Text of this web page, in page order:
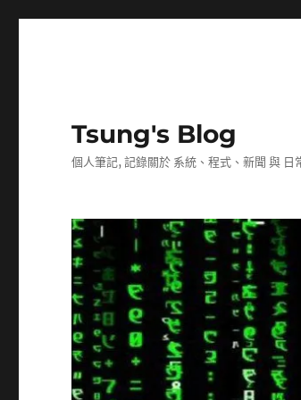
Tsung's Blog
個人筆記, 記錄關於 系統、程式、新聞 與 日